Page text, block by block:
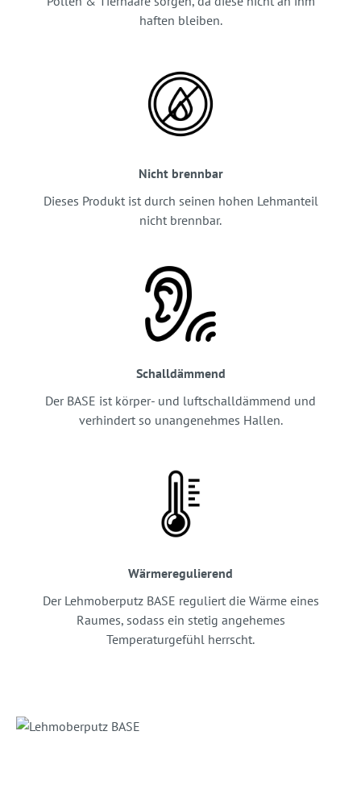
haften bleiben.
Nicht brennbar
Dieses Produkt ist durch seinen hohen Lehmanteil
nicht brennbar.
Schalldämmend
Der BASE ist körper- und luftschalldämmend und
verhindert so unangenehmes Hallen.
Wärmeregulierend
Der Lehmoberputz BASE reguliert die Wärme eines
Raumes, sodass ein stetig angehemes
Temperaturgefühl herrscht.